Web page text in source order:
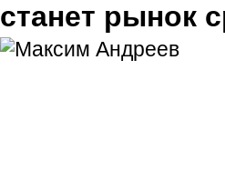
станет рынок